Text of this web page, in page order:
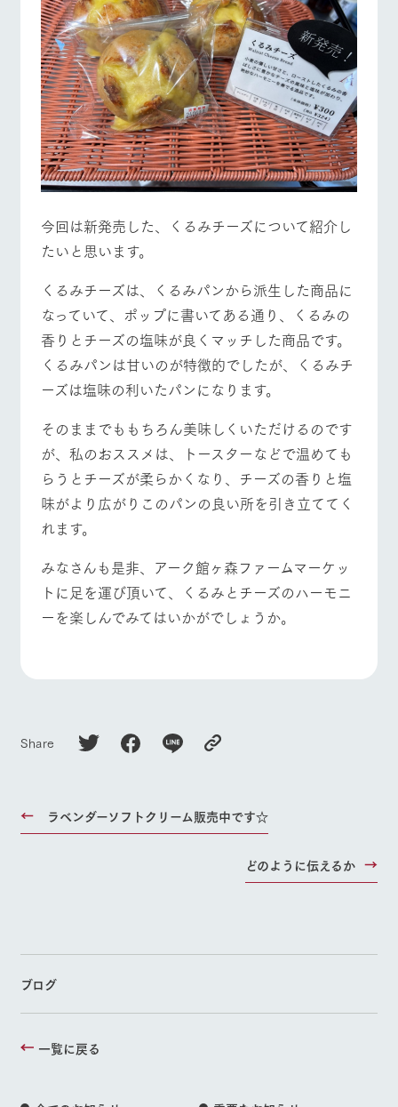
営業時
間・料金
交通アク
セス
よくいた
団体のお
お客様へ
お問い合
わせ・資
料請求
花のある美しい
自然環境の中、
季節の移り変わ
りを存分に味わ
う
触れて、感じ
て、学ぶ。館ヶ
森の雄大な自然
なかで動物とふ
れあう
ツリーハウスや
各種体験教室な
ど、楽しみなが
ら学べる様々な
アクティビティ
レストラ
ン
牧場の生産品を
知り尽くした料
い、ビュッフェ
スタイルで提供
ショップ
／お買い
物
丹精込めて育て
め、牧場産の逸
品を取り揃えた
牧場マッ
プ
牧場マップのダ
ウンロード
周遊バス
牧場内を巡る周
遊バスのご案内
お知らせ
ブログ
お問い合わせ・資料請求
生産品カタログ・資料DL
English (Google Translate)
ネットショップ
個人情報取扱いについて
イベント/フェア レストラン/BBQ フラワーガーデン
動物とふれあう アクティビティ/体験 ショップ/お買い物
牧場マップを見る 周遊バス
営業時間・料金 交通アクセス
よくあるご質問
団体のお客様へ
ペットをお連れの
お客様へ お問い合わせ
今回は新発売した、くるみチーズについて紹介し
たいと思います。
くるみチーズは、くるみパンから派生した商品に
なっていて、ポップに書いてある通り、くるみの
香りとチーズの塩味が良くマッチした商品です。
くるみパンは甘いのが特徴的でしたが、くるみチ
ーズは塩味の利いたパンになります。
そのままでももちろん美味しくいただけるのです
が、私のおススメは、トースターなどで温めても
らうとチーズが柔らかくなり、チーズの香りと塩
味がより広がりこのパンの良い所を引き立ててく
れます。
みなさんも是非、アーク館ヶ森ファームマーケッ
トに足を運び頂いて、くるみとチーズのハーモニ
ーを楽しんでみてはいかがでしょうか。
Share
ラベンダーソフトクリーム販売中です☆
どのように伝えるか
ブログ
一覧に戻る